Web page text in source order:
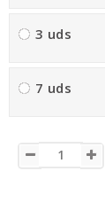
3 uds
7 uds